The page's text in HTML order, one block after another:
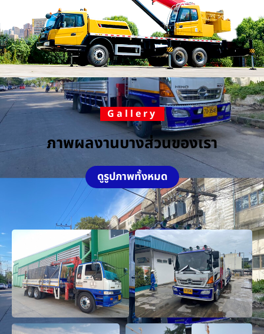
Gallery
ภาพผลงานบางส่วนของเรา
ดูรูปภาพทั้งหมด